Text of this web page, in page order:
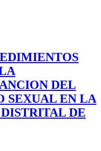
DEL
SEXUAL EN LA
DE